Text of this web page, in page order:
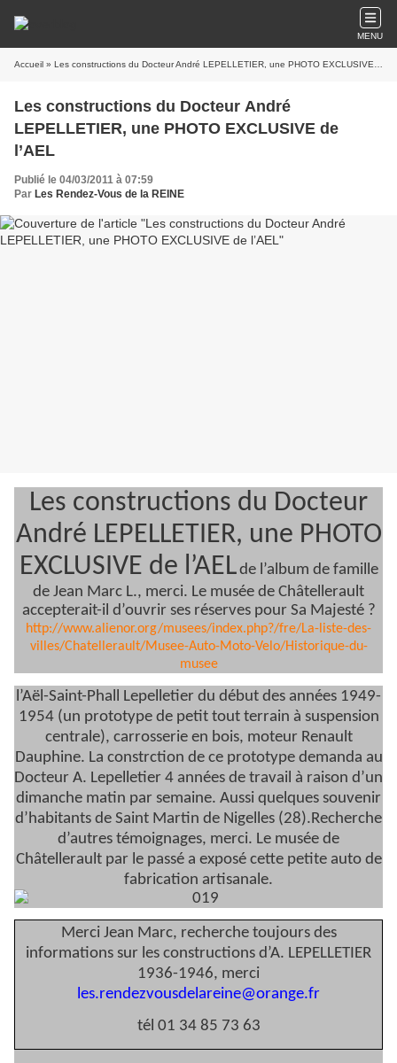
MENU
Accueil » Les constructions du Docteur André LEPELLETIER, une PHOTO EXCLUSIVE de l’AEL
Les constructions du Docteur André
LEPELLETIER, une PHOTO EXCLUSIVE de
l’AEL
Publié le 04/03/2011 à 07:59
Par Les Rendez-Vous de la REINE
Les constructions du Docteur
André LEPELLETIER, une PHOTO
EXCLUSIVE de l’AELde l’album de famille
de Jean Marc L., merci. Le musée de Châtellerault
accepterait-il d’ouvrir ses réserves pour Sa Majesté ?
http://www.alienor.org/musees/index.php?/fre/La-liste-des-
villes/Chatellerault/Musee-Auto-Moto-Velo/Historique-du-
musee
l’Aël-Saint-Phall Lepelletier du début des années 1949-
1954 (un prototype de petit tout terrain à suspension
centrale), carrosserie en bois, moteur Renault
Dauphine. La constrction de ce prototype demanda au
Docteur A. Lepelletier 4 années de travail à raison d’un
dimanche matin par semaine. Aussi quelques souvenir
d’habitants de Saint Martin de Nigelles (28).Recherche
d’autres témoignages, merci. Le musée de
Châtellerault par le passé a exposé cette petite auto de
fabrication artisanale.
Merci Jean Marc, recherche toujours des
informations sur les constructions d’A. LEPELLETIER
1936-1946, merci
les.rendezvousdelareine@orange.fr
tél 01 34 85 73 63